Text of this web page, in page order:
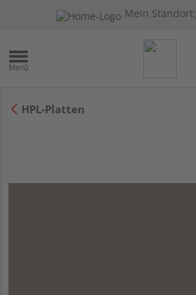
Mein Standort:
HPL-Platten